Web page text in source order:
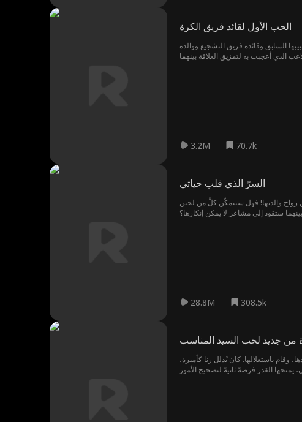
الحب الأول لقائد فريق الكرة
السابق وقائدة فريق التشجيع ووالدة
3.2M 70.7k
السرّ الذي قلب حياتي
من زواج والدتها! فهل سيتمكّن كلٌّ من لجين
ستقود إلى مشاعر لا يمكن إنكارها؟
28.8M 308.5k
جديد لحب السيد المناسب
وقام باستغلالها. كان يُدلل رنا كأميرة،